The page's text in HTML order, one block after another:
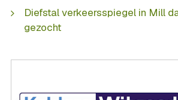
Diefstal verkeersspiegel in Mill
gezocht